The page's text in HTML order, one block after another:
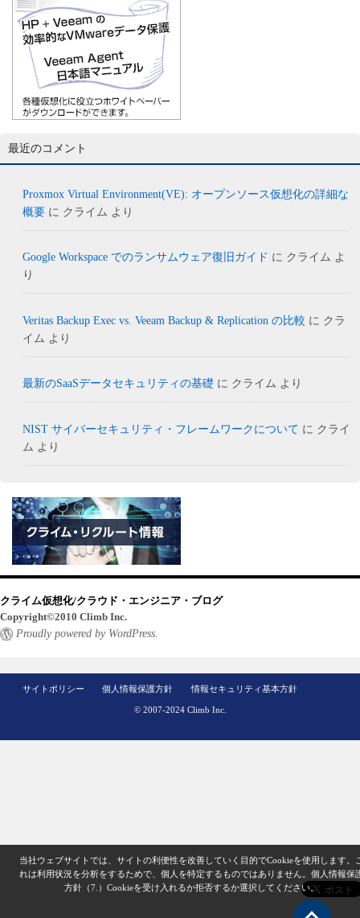
最近のコメント
Proxmox Virtual Environment(VE): オープンソース仮想化の詳細な
概要 に クライム より
Google Workspace でのランサムウェア復旧ガイド に クライム よ
り
Veritas Backup Exec vs. Veeam Backup & Replication の比較 に クラ
イム より
最新のSaaSデータセキュリティの基礎 に クライム より
NIST サイバーセキュリティ・フレームワークについて に クライ
ム より
クライム仮想化/クラウド・エンジニア・ブログ
Copyright©2010 Climb Inc.
Proudly powered by WordPress.
サイトポリシー 個人情報保護方針 情報セキュリティ基本方針
© 2007-2024 Climb Inc.
当社ウェブサイトでは、サイトの利便性を改善していく目的でCookieを使用します。
れは利用状況を分析をするためで、個人を特定するものではありません。 個人情報保
方針（7.） Cookieを受け入れるか拒否するか選択してください。